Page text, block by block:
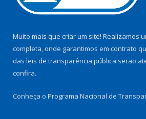
Muito mais que criar um site! Realizamos
completa, onde garantimos em contrato
das leis de transparência pública serão
confira.
Conheça o Programa Nacional de